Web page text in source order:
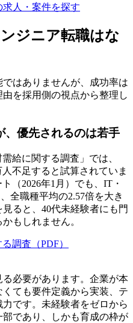
人・案件を探す
ジニア転職はな
はありませんが、成功率は
を採用側の視点から整理し
優先されるのは若手
給に関する調査」では、
不足すると試算されていま
（2026年1月）でも、IT・
全職種平均の2.57倍を大き
ると、40代未経験者にも門
もしれません。
調査（PDF）
必要があります。企業が本
ても要件定義から実装、テ
です。未経験者をゼロから
であり、しかも育成の枠が